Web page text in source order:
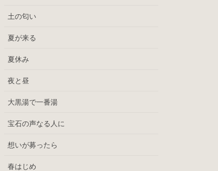
土の匂い
夏が来る
夏休み
夜と昼
大黒湯で一番湯
宝石の声なる人に
想いが募ったら
春はじめ